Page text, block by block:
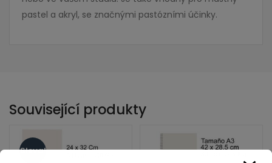
pastel a akryl, se značnými pastózními účinky.
Související produkty
Sleva!